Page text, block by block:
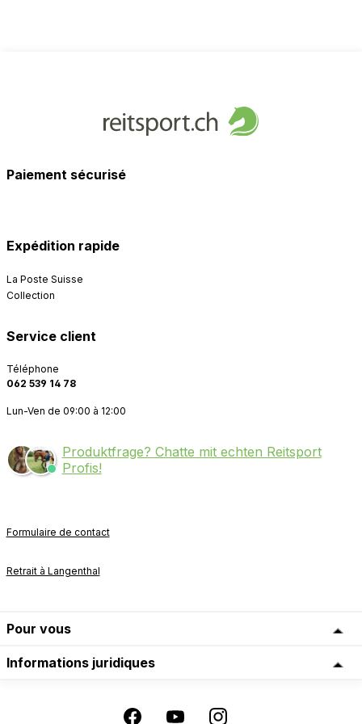
Paiement sécurisé
Expédition rapide
La Poste Suisse
Collection
Service client
Téléphone
062 539 14 78
Lun-Ven de 09:00 à 12:00
Produktfrage? Chatte mit echten Reitsport
Profis!
Formulaire de contact
Retrait à Langenthal
Pour vous
Informations juridiques